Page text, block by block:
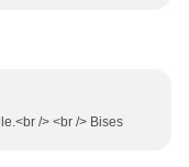
/> <br /> Bises